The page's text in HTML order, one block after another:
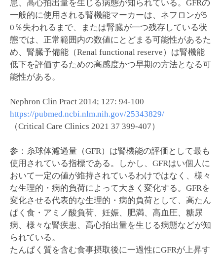
患、高心拍出量を生じる病態が知られている。GFRの
一般的に使用される腎機能マーカーは、ネフロンが5
0％失われるまで、または腎臓が一つ残存している状
態では、正常範囲内の数値にとどまる可能性があるた
め、腎臓予備能（Renal functional reserve）は腎機能
低下を評価するための高感度かつ早期の方法となる可
能性がある。
Nephron Clin Pract 2014; 127: 94-100
https://pubmed.ncbi.nlm.nih.gov/25343829/
（Critical Care Clinics 2021 37 399-407）
参：糸球体濾過量（GFR）は腎機能の評価として最も
使用されている指標である。しかし、GFRはい個人に
おいて一定の値が維持されているわけではなく、様々
な生理的・病的負荷によって大きく変化する。GFRを
変化させる代表的な生理的・病的負荷として、高たん
ぱく食・アミノ酸負荷、妊娠、肥満、高血圧、糖尿
病、様々な腎疾患、高心拍出量を生じる病態などが知
られている。
たんぱく質を含む食事摂取後に一過性にGFRが上昇す